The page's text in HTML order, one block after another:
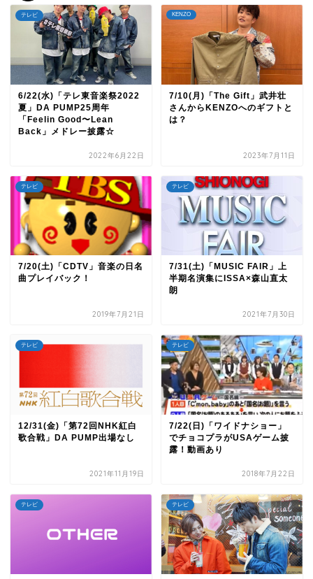
テレビ
6/22(水)「テレ東音楽祭2022
夏」DA PUMP25周年
「Feelin Good〜Lean
Back」メドレー披露☆
2022年6月22日
KENZO
7/10(月)「The Gift」武井壮
さんからKENZOへのギフトと
は？
2023年7月11日
テレビ
7/20(土)「CDTV」音楽の日名
曲プレイバック！
2019年7月21日
テレビ
7/31(土)「MUSIC FAIR」上
半期名演集にISSA×森山直太
朗
2021年7月30日
テレビ
12/31(金)「第72回NHK紅白
歌合戦」DA PUMP出場なし
2021年11月19日
テレビ
7/22(日)「ワイドナショー」
でチョコプラがUSAゲーム披
露！動画あり
2018年7月22日
テレビ テレビ